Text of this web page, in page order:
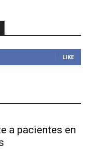
LIKE
a pacientes en